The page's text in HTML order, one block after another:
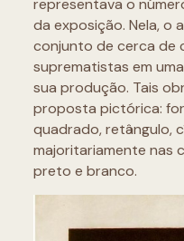
representava o
da exposição. Nela, o
conjunto de cerca de
suprematistas em
sua produção. Tais
proposta pictórica:
quadrado, retângulo,
majoritariamente nas
preto e branco.